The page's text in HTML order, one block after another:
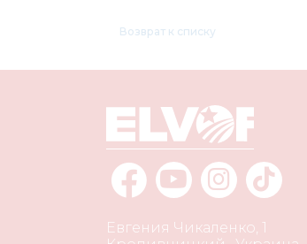
Возврат к списку
Евгения Чикаленко, 1